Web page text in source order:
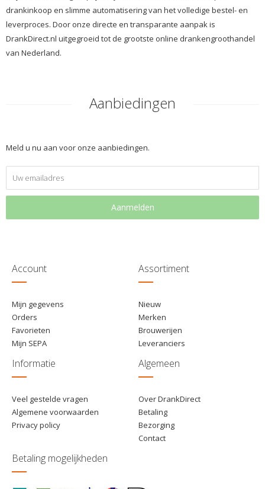
drankinkoop en slimme automatisering van het volledige bestel- en
leverproces. Door onze directe en transparante aanpak is
DrankDirect.nl uitgegroeid tot de grootste online drankengroothandel
van Nederland.
Aanbiedingen
Meld u nu aan voor onze aanbiedingen.
Aanmelden
Account
Mijn gegevens
Orders
Favorieten
Mijn SEPA
Assortiment
Nieuw
Merken
Brouwerijen
Leveranciers
Informatie
Veel gestelde vragen
Algemene voorwaarden
Privacy policy
Algemeen
Over DrankDirect
Betaling
Bezorging
Contact
Betaling mogelijkheden